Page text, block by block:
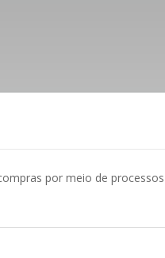
por meio de processos